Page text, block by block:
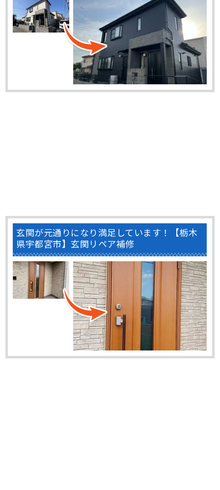
玄関が元通りになり満足しています！【栃木
県宇都宮市】玄関リペア補修